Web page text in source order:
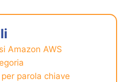
Amazon AWS
parola chiave